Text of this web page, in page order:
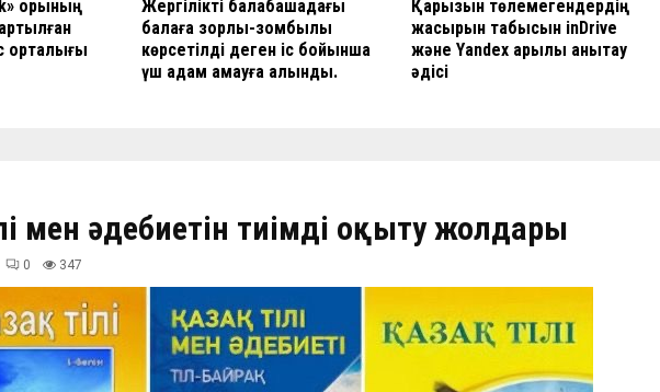
қорының
орталығы
Жергілікті балабақшадағы
балаға зорлық-зомбылық
көрсетілді деген іс бойынша
үш адам қамауға алынды.
Қарызын төлемегендердің
жасырын табысын inDrive
және Yandex арқылы анықтау
әдісі
мен әдебиетін тиімді оқыту жолдары
0 348